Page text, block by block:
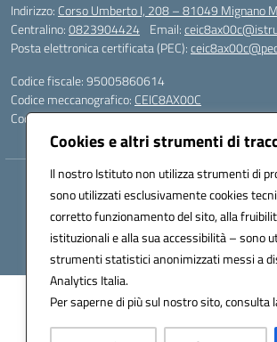
Cookies e altri strumenti di
Il nostro Istituto non utilizza strumenti di
sono utilizzati esclusivamente cookies
corretto funzionamento del sito, alla
istituzionali e alla sua accessibilità – sono
strumenti statistici anonimizzati messi a
Analytics Italia.
Per saperne di più sul nostro sito, consulta
Indirizzo: Corso Umberto I, 208 – 81049 Mignano
Centralino:0823904424 Email:
Posta elettronica certificata (PEC):
Codice fiscale: 95005860614
Codice meccanografico: CEIC8AX00C
Codice Indice delle Pubbliche Amministrazioni
Hosting & Powered by 3D
Concept & Design by